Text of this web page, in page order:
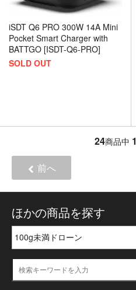
iSDT Q6 PRO 300W 14A Mini
Pocket Smart Charger with
BATTGO [ISDT-Q6-PRO]
SOLD OUT
24商品中 1
前へ
ほかの商品を探す